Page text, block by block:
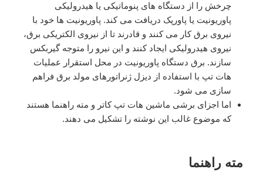
چرخش را از دستگاه های پنوماتیکی یا هیدرولیکی
پاوریونیت یا پاورپک دریافت می کند. پاوریونیت ها خود با
نیروی برق کار می کنند و قادرند تا از نیروی الکتریکی برق،
نیروی هیدرولیکی ایجاد کنند و این نیرو را متوجه گیربکس
سازند. برق دستگاه پاوریونیت در محل استقرار عملیات
هات تپ با استفاده از دیزل ژنراتورهای مولد برق فراهم
سازی می شود.
اما اجزای برشی ماشین هات تپ کاتر و مته راهنما هستند
که موضوع غالب این نوشته را تشکیل می دهند.
مته راهنما